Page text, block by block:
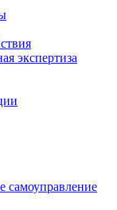
экспертиза
самоуправление